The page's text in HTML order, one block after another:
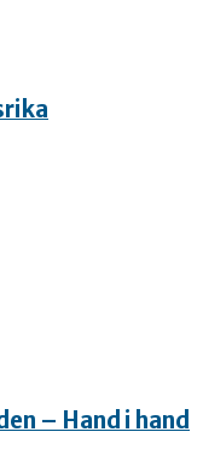
– Hand i hand